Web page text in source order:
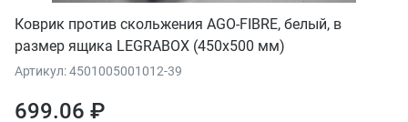
Коврик против скольжения AGO-FIBRE, белый, в
размер ящика LEGRABOX (450x500 мм)
Артикул: 4501005001012-39
699.06 ₽